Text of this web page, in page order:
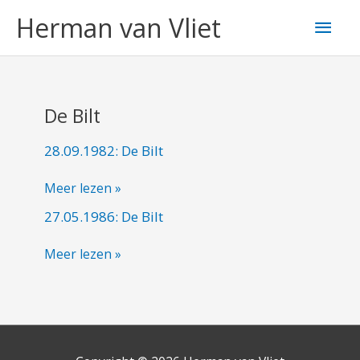
naarHerman van Vliet
De Bilt
28.09.1982: De Bilt
28.09.1982:
Bilt
Meer lezen »
27.05.1986: De Bilt
27.05.1986:
Bilt
Meer lezen »